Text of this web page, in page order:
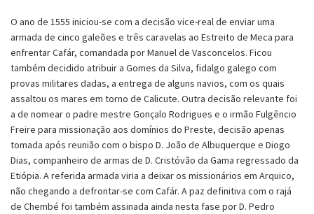
O ano de 1555 iniciou-se com a decisão vice-real de enviar uma
armada de cinco galeões e três caravelas ao Estreito de Meca para
enfrentar Cafár, comandada por Manuel de Vasconcelos. Ficou
também decidido atribuir a Gomes da Silva, fidalgo galego com
provas militares dadas, a entrega de alguns navios, com os quais
assaltou os mares em torno de Calicute. Outra decisão relevante foi
a de nomear o padre mestre Gonçalo Rodrigues e o irmão Fulgêncio
Freire para missionação aos domínios do Preste, decisão apenas
tomada após reunião com o bispo D. João de Albuquerque e Diogo
Dias, companheiro de armas de D. Cristóvão da Gama regressado da
Etiópia. A referida armada viria a deixar os missionários em Arquico,
não chegando a defrontar-se com Cafár. A paz definitiva com o rajá
de Chembé foi também assinada ainda nesta fase por D. Pedro